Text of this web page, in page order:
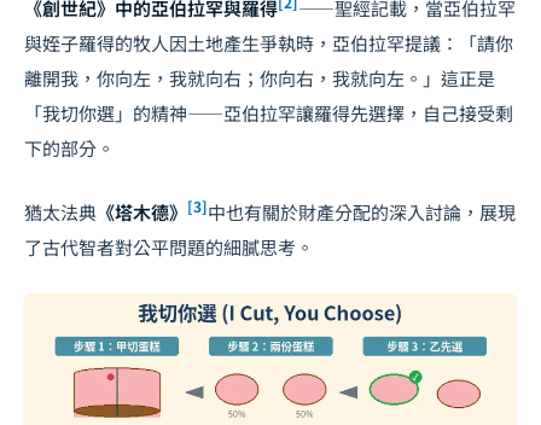
《創世紀》中的亞伯拉罕與羅得
——聖經記載，當亞伯拉罕
與姪子羅得的牧人因土地產生爭執時，亞伯拉罕提議：「請你
離開我，你向左，我就向右；你向右，我就向左。」這正是
「我切你選」的精神——亞伯拉罕讓羅得先選擇，自己接受剩
下的部分。
猶太法典 《塔木德》 [3]中也有關於財產分配的深入討論，展現
了古代智者對公平問題的細膩思考。